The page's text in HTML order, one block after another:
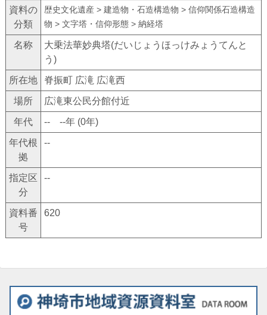
資料の
分類
歴史文化遺産 > 建造物・石造構造物 > 信仰関係石造構造
物 > 文字塔・信仰形態 > 納経塔
名称
大乗法華妙典塔(だいじょうほっけみょうてんと
う)
所在地 脊振町 広滝 広滝西
場所 広滝東公民分館付近
年代 -- --年 (0年)
年代根
拠
--
指定区
分
--
資料番
号
620